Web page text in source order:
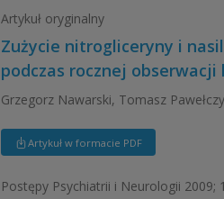
Artykuł oryginalny
Zużycie nitrogliceryny i
podczas rocznej
Grzegorz Nawarski, Tomasz
Artykuł w formacie PDF
Postępy Psychiatrii i Neurologii 2009;